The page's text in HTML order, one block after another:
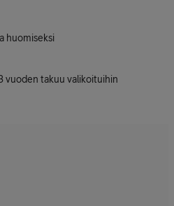
huomiseksi
vuoden takuu valikoituihin